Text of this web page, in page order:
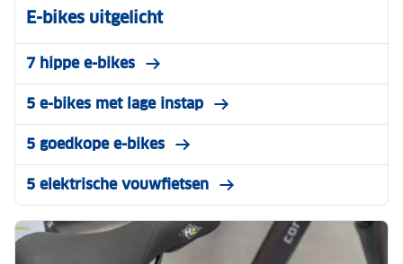
E-bikes uitgelicht
7 hippe e-bikes
5 e-bikes met lage instap
5 goedkope e-bikes
5 elektrische vouwfietsen